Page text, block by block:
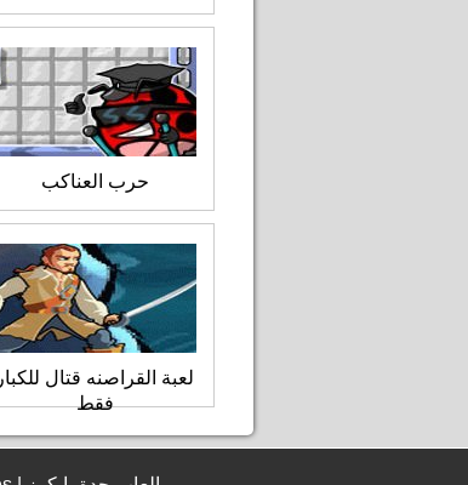
حرب العناكب
لعبة القراصنه قتال للكبار
فقط